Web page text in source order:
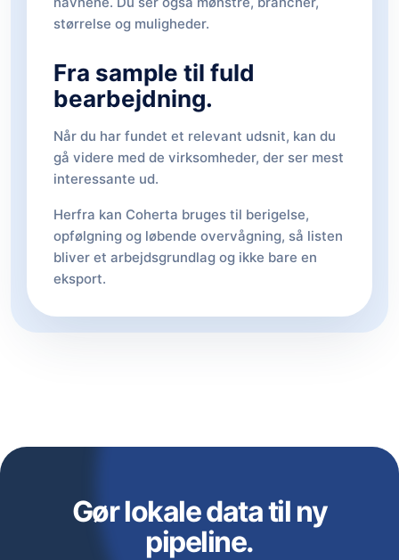
størrelse og muligheder.
Fra sample til fuld
bearbejdning.
Når du har fundet et relevant udsnit, kan du
gå videre med de virksomheder, der ser mest
interessante ud.
Herfra kan Coherta bruges til berigelse,
opfølgning og løbende overvågning, så listen
bliver et arbejdsgrundlag og ikke bare en
eksport.
Gør lokale data til ny
pipeline.